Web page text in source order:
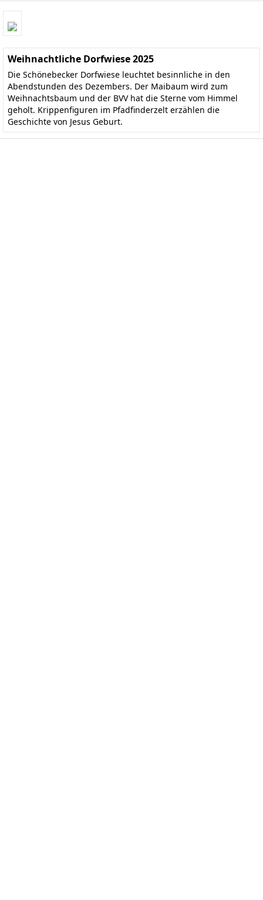
Weihnachtliche Dorfwiese 2025
Die Schönebecker Dorfwiese leuchtet besinnliche in den
Abendstunden des Dezembers. Der Maibaum wird zum
Weihnachtsbaum und der BVV hat die Sterne vom Himmel
geholt. Krippenfiguren im Pfadfinderzelt erzählen die
Geschichte von Jesus Geburt.